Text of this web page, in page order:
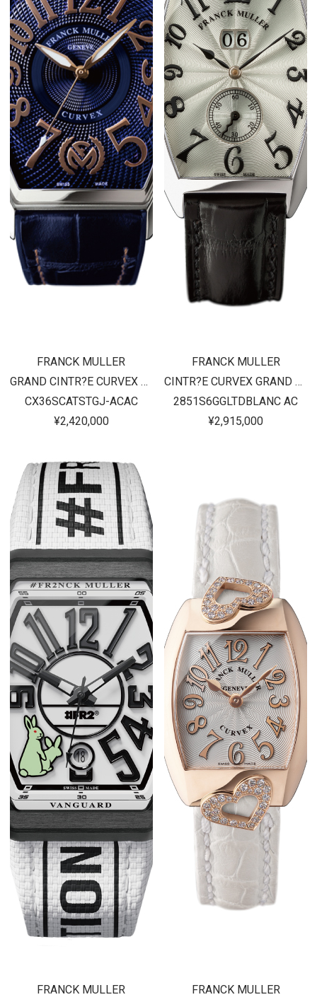
FRANCK MULLER
GRAND CINTR?E CURVEX JP
CX36SCATSTGJ-ACAC
¥2,420,000
FRANCK MULLER
CINTR?E CURVEX GRAND GUICHET
2851S6GGLTDBLANC AC
¥2,915,000
FRANCK MULLER
FRANCK MULLER